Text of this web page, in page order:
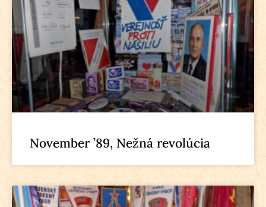
November ’89, Nežná revolúcia